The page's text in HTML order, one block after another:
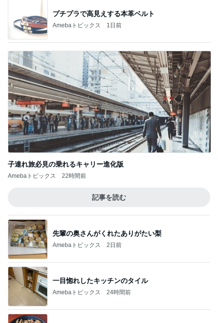
プチプラで高見えする本革ベルト
Amebaトピックス 1日前
子連れ旅必見の乗れるキャリー進化版
Amebaトピックス 22時間前
記事を読む
先輩の奥さんがくれたありがたい梨
Amebaトピックス 2日前
一目惚れしたキッチンのタイル
Amebaトピックス 24時間前